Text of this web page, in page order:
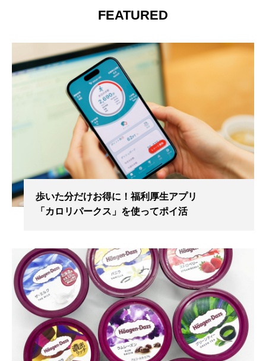
FEATURED
歩いた分だけお得に！福利厚生アプリ
「カロリパークス」を使ってポイ活